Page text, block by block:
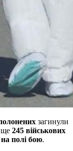
загинули
ще 245 військових
полі бою.